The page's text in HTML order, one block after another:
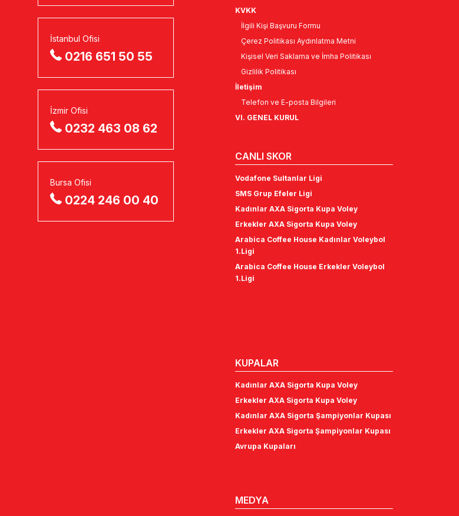
İstanbul Ofisi
0216 651 50 55
İzmir Ofisi
0232 463 08 62
Bursa Ofisi
0224 246 00 40
KVKK
İlgili Kişi Başvuru Formu
Çerez Politikası Aydınlatma Metni
Kişisel Veri Saklama ve İmha Politikası
Gizlilik Politikası
İletişim
Telefon ve E-posta Bilgileri
VI. GENEL KURUL
CANLI SKOR
Vodafone Sultanlar Ligi
SMS Grup Efeler Ligi
Kadınlar AXA Sigorta Kupa Voley
Erkekler AXA Sigorta Kupa Voley
Arabica Coffee House Kadınlar Voleybol
1.Ligi
Arabica Coffee House Erkekler Voleybol
1.Ligi
KUPALAR
Kadınlar AXA Sigorta Kupa Voley
Erkekler AXA Sigorta Kupa Voley
Kadınlar AXA Sigorta Şampiyonlar Kupası
Erkekler AXA Sigorta Şampiyonlar Kupası
Avrupa Kupaları
MEDYA